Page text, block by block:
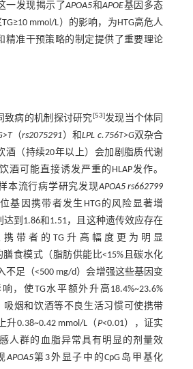
一发现揭示了APOA5和APOE基因多态
mmol/L）的影响，为HTG高危人
精准干预策略的制定提供了重要理论
致病的机制探讨研究[53]发现当个体同
（rs2075291）和LPL c.756T>G双杂合
酒（持续20年以上）会加剧脂质代谢
酒可能直接诱发严重的HLAP发作。
本流行病学研究发现APOA5 rs662799
基因携带者发生HTG的风险显著增
到1.86和1.51，且这种遗传效应存在
带者的TG升高幅度更为明显
膳食模式（脂肪供能比<15%且碳水化
不足（<500 mg/d）会增强这些基因变
，使TG水平额外升高18.4%~23.6%
吸烟和饮酒等不良生活习惯可使携带
升0.38~0.42 mmol/L（P<0.01），证实
人群的血脂异常具有明显的剂量效
APOA5第3外显子中的CpG岛甲基化